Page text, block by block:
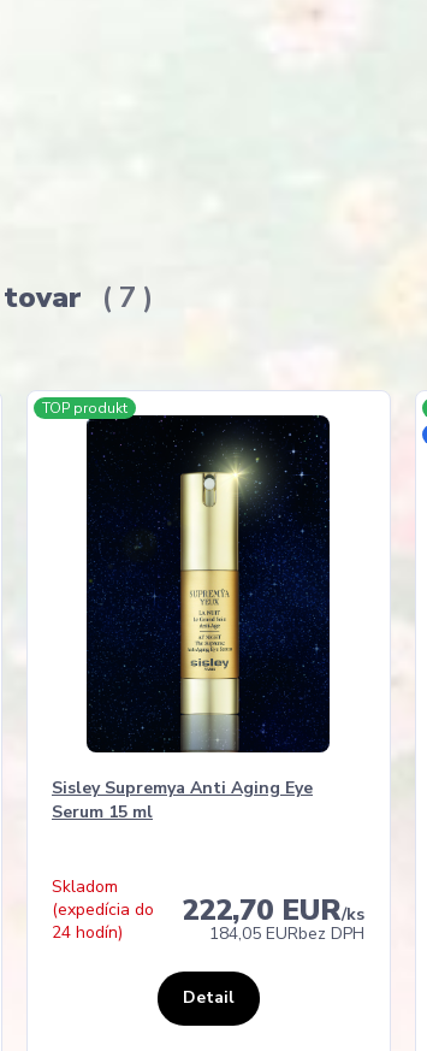
tovar 7
TOP produkt
Sisley Supremya Anti Aging Eye
Serum 15 ml
222,70 EUR/ks
184,05 EURbez DPH
Skladom
(expedícia do
24 hodín)
Detail